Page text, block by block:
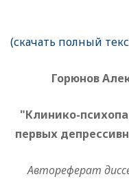
(скачать полный
Горюнов
"Клинико-
первых
Автореферат